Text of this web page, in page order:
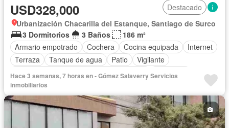
USD328,000
Destacado
Urbanización Chacarilla del Estanque, Santiago de Surco
3 Dormitorios
3 Baños
186 m²
Armario empotrado
Cochera Cocina equipada
Internet
Terraza
Tanque de agua Patio
Vigilante
Acceso para personas con discapacidad
Barbacoa
Caseta de vigilancia
Sin amoblar
Hace 3 semanas, 7 horas en - Gómez Salaverry Servicios
inmobiliarios